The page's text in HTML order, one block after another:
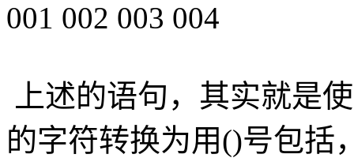
001 002 003 004
上述的语句，其实就是
的字符转换为用()号包括